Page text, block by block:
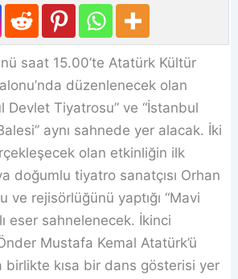
saat 15.00’te Atatürk Kültür
düzenlenecek olan
Devlet Tiyatrosu” ve “İstanbul
aynı sahnede yer alacak. İki
olan etkinliğin ilk
doğumlu tiyatro sanatçısı Orhan
ve rejisörlüğünü yaptığı “Mavi
eser sahnelenecek. İkinci
Mustafa Kemal Atatürk’ü
birlikte kısa bir dans gösterisi yer